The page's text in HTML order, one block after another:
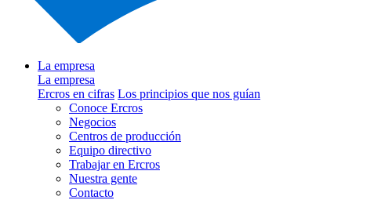
La empresa
La empresa
Ercros en cifras Los principios que nos guían
Conoce Ercros
Negocios
Centros de producción
Equipo directivo
Trabajar en Ercros
Nuestra gente
Contacto